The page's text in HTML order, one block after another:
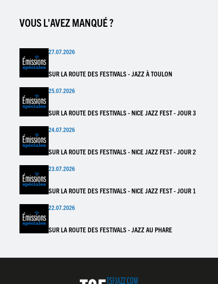
VOUS L'AVEZ MANQUÉ ?
27.07.2026
SUR LA ROUTE DES FESTIVALS - JAZZ À TOULON
25.07.2026
SUR LA ROUTE DES FESTIVALS - NICE JAZZ FEST - JOUR 3
24.07.2026
SUR LA ROUTE DES FESTIVALS - NICE JAZZ FEST - JOUR 2
23.07.2026
SUR LA ROUTE DES FESTIVALS - NICE JAZZ FEST - JOUR 1
22.07.2026
SUR LA ROUTE DES FESTIVALS - JAZZ AU PHARE